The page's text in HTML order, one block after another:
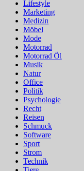
Lifestyle
Marketing
Medizin
Möbel
Mode
Motorrad
Motorrad Öl
Musik
Natur
Office
Politik
Psychologie
Recht
Reisen
Schmuck
Software
Sport
Strom
Technik